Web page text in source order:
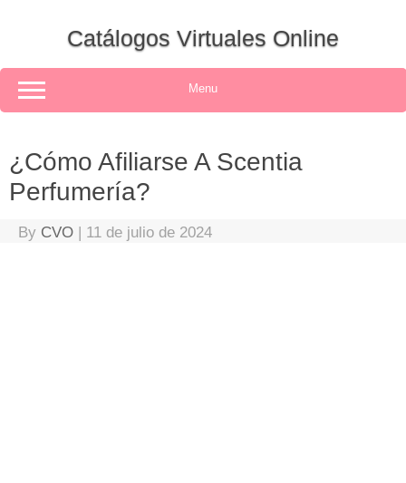
Catálogos Virtuales Online
Menu
¿Cómo Afiliarse A Scentia
Perfumería?
By CVO | 11 de julio de 2024